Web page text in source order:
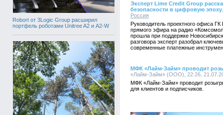
Robort от 3Logic Group расширил
портфель роботами Unitree A2 и A2-W
Эксперт Lime Credit Group
безопасности в цифровую эпоху
Россия
Руководитель проектного офиса
прямого эфира на радио
прошла при поддержке
разговора эксперт разобрал
современные платежные
МФК «Лайм-Займ» проводит
«Лайм-Займ» (ООО), 22:26,
МФК «Лайм-Займ» проводит
для клиентов и подписчиков.